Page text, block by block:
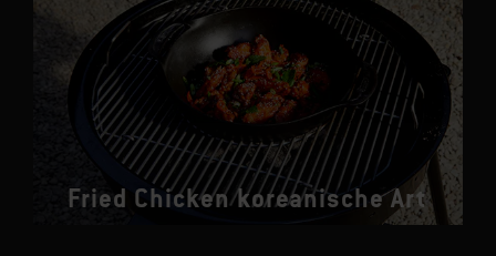
Fried Chicken koreanische Art